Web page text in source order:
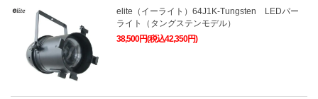
elite（イーライト）64J1K-Tungsten LEDパー
ライト（タングステンモデル）
38,500円(税込42,350円)